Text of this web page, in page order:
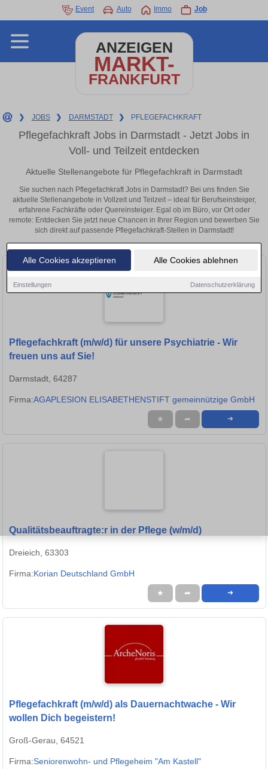
Alle Cookies akzeptieren Alle Cookies ablehnen
Einstellungen Datenschutzerklärung
Event Auto Immo Job
ANZEIGEN
MARKT-
FRANKFURT
❯ JOBS ❯ DARMSTADT ❯ PFLEGEFACHKRAFT
Pflegefachkraft Jobs in Darmstadt - Jetzt Jobs in
Voll- und Teilzeit entdecken
Aktuelle Stellenangebote für Pflegefachkraft in Darmstadt
Sie suchen nach Pflegefachkraft Jobs in Darmstadt? Bei uns finden Sie
aktuelle Stellenangebote in Vollzeit und Teilzeit – ideal für Berufseinsteiger,
erfahrene Fachkräfte oder Quereinsteiger. Egal ob im Büro, vor Ort oder
remote: Entdecken Sie jetzt neue Chancen in Ihrer Region und bewerben Sie
sich direkt auf passende Pflegefachkraft-Stellen in Darmstadt!
Pflegefachkraft (m/w/d) für unsere Psychiatrie - Wir
freuen uns auf Sie!
Darmstadt, 64287
Firma:AGAPLESION ELISABETHENSTIFT gemeinnützige GmbH
★ ➦ ➜
Qualitätsbeauftragte:r in der Pflege (w/m/d)
Dreieich, 63303
Firma:Korian Deutschland GmbH
★ ➦ ➜
Pflegefachkraft (m/w/d) als Dauernachtwache - Wir
wollen Dich begeistern!
Groß-Gerau, 64521
Firma:Seniorenwohn- und Pflegeheim "Am Kastell"